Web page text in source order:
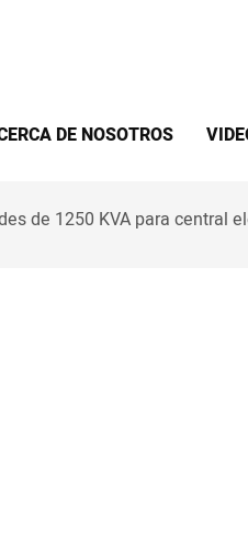
DE NOSOTROS
de 1250 KVA para central